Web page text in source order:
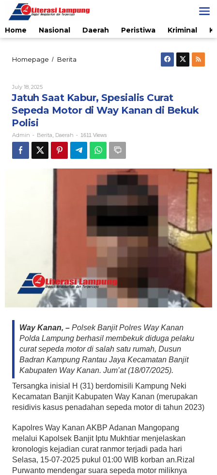
content
Home
Nasional Daerah Peristiwa Kriminal
Homepage / Berita
Curat
Sepeda
Motor
Kanan
di
Bekuk
July 18, 2025By
Admin
Jatuh Saat Kabur, Spesialis Curat
Sepeda Motor di Way Kanan di Bekuk
Polisi
Admin - Berita Daerah - 1611 Views
Way Kanan, – Polsek Banjit Polres Way Kanan
Polda Lampung berhasil membekuk diduga pelaku
curat sepeda motor di salah satu rumah, Dusun
Badran Kampung Rantau Jaya Kecamatan Banjit
Kabupaten Way Kanan. Jum’at (18/07/2025).
Tersangka inisial H (31) berdomisili Kampung Neki
Kecamatan Banjit Kabupaten Way Kanan (merupakan
residivis kasus penadahan sepeda motor di tahun 2023)
Kapolres Way Kanan AKBP Adanan Mangopang
melalui Kapolsek Banjit Iptu Mukhtiar menjelaskan
kronologis kejadian curat ranmor terjadi pada hari
Selasa, 15-07-2025 pukul 01:00 WIB korban an.Rizal
Purwanto mendengar suara sepeda motor miliknya